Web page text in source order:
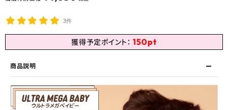
3件
獲得予定ポイント： 150pt
商品説明